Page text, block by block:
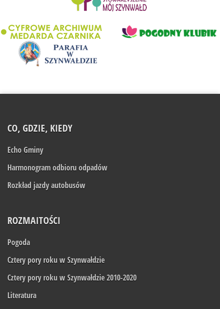
CO, GDZIE, KIEDY
Echo Gminy
Harmonogram odbioru odpadów
Rozkład jazdy autobusów
ROZMAITOŚCI
Pogoda
Cztery pory roku w Szynwałdzie
Cztery pory roku w Szynwałdzie 2010-2020
Literatura